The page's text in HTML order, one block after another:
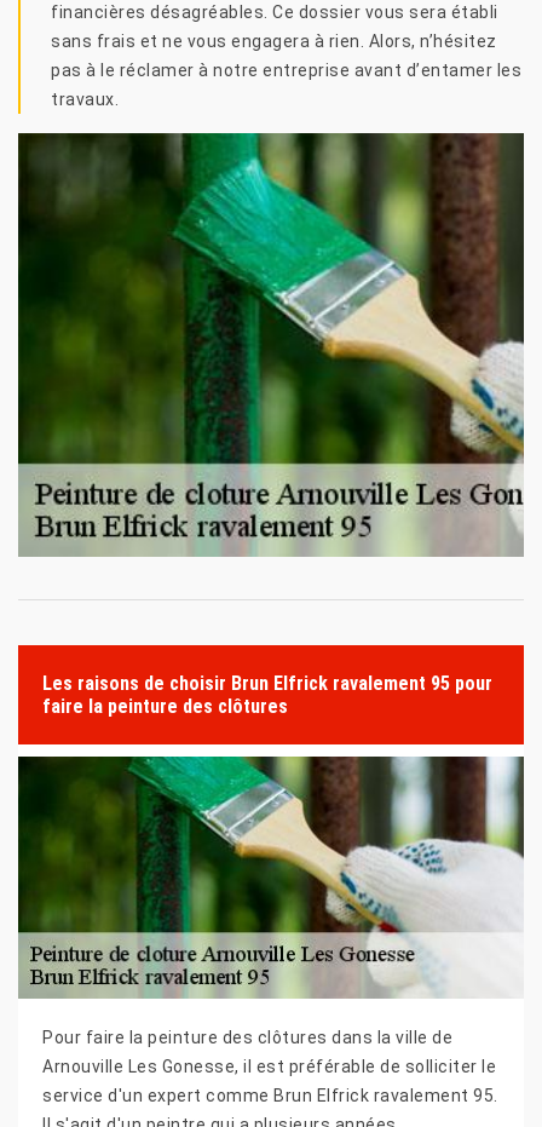
financières désagréables. Ce dossier vous sera établi
sans frais et ne vous engagera à rien. Alors, n’hésitez
pas à le réclamer à notre entreprise avant d’entamer les
travaux.
Les raisons de choisir Brun Elfrick ravalement 95 pour
faire la peinture des clôtures
Pour faire la peinture des clôtures dans la ville de
Arnouville Les Gonesse, il est préférable de solliciter le
service d'un expert comme Brun Elfrick ravalement 95.